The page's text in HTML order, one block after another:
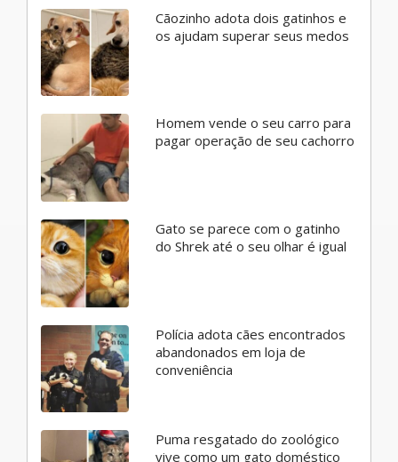
Cãozinho adota dois gatinhos e
os ajudam superar seus medos
Homem vende o seu carro para
pagar operação de seu cachorro
Gato se parece com o gatinho
do Shrek até o seu olhar é igual
Polícia adota cães encontrados
abandonados em loja de
conveniência
Puma resgatado do zoológico
vive como um gato doméstico